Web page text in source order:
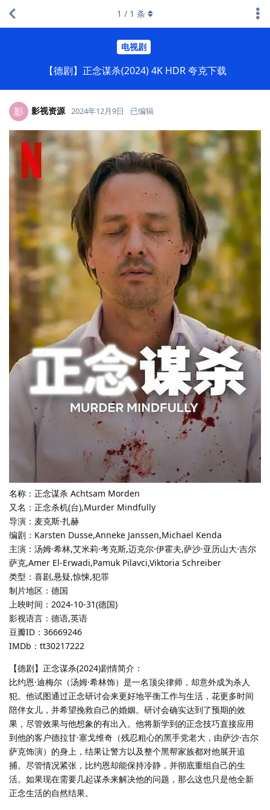
电视剧
【德剧】正念谋杀(2024) 4K HDR 夸克下载
1 / 1 条
影 影视资源 2024年12月9日 已编辑
名称：正念谋杀 Achtsam Morden
又名：正念杀机(台),Murder Mindfully
导演：麦克斯·扎赫
编剧：Karsten Dusse,Anneke Janssen,Michael Kenda
主演：汤姆·希林,艾米莉·考克斯,迈克尔·伊霍夫,萨沙·亚历山大·吉尔
萨克,Amer El-Erwadi,Pamuk Pilavci,Viktoria Schreiber
类型：喜剧,悬疑,惊悚,犯罪
制片地区：德国
上映时间：2024-10-31(德国)
影视语言：德语,英语
豆瓣ID：36669246
IMDb：tt30217222
【德剧】正念谋杀(2024)剧情简介：
比约恩·迪梅尔（汤姆·希林饰）是一名顶尖律师，却意外成为杀人
犯。他试图通过正念研讨会来更好地平衡工作与生活，花更多时间
陪伴女儿，并希望挽救自己的婚姻。研讨会确实达到了预期的效
果，尽管效果与他想象的有出入。他将新学到的正念技巧直接应用
到他的客户德拉甘·塞戈维奇（残忍粗心的黑手党老大，由萨沙·吉尔
萨克饰演）的身上，结果让警方以及整个黑帮家族都对他展开追
捕。尽管情况紧张，比约恩却能保持冷静，并彻底重组自己的生
活。如果现在需要几起谋杀来解决他的问题，那么这也只是他全新
正念生活的自然结果。